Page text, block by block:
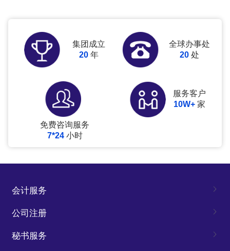
集团成立
20 年
全球办事处
20 处
免费咨询服务
7*24小时
服务客户
10W+ 家
会计服务
公司注册
秘书服务